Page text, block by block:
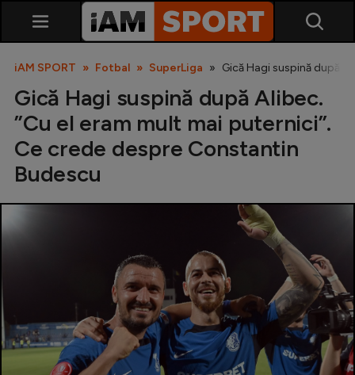
SuperLiga
Cupa României
Echipa Națională
U21
Fotbal feminin
iAM SPORT Fotbal SuperLiga Gică Hagi suspină după
Gică Hagi suspină după Alibec.
”Cu el eram mult mai puternici”.
Ce crede despre Constantin
Budescu